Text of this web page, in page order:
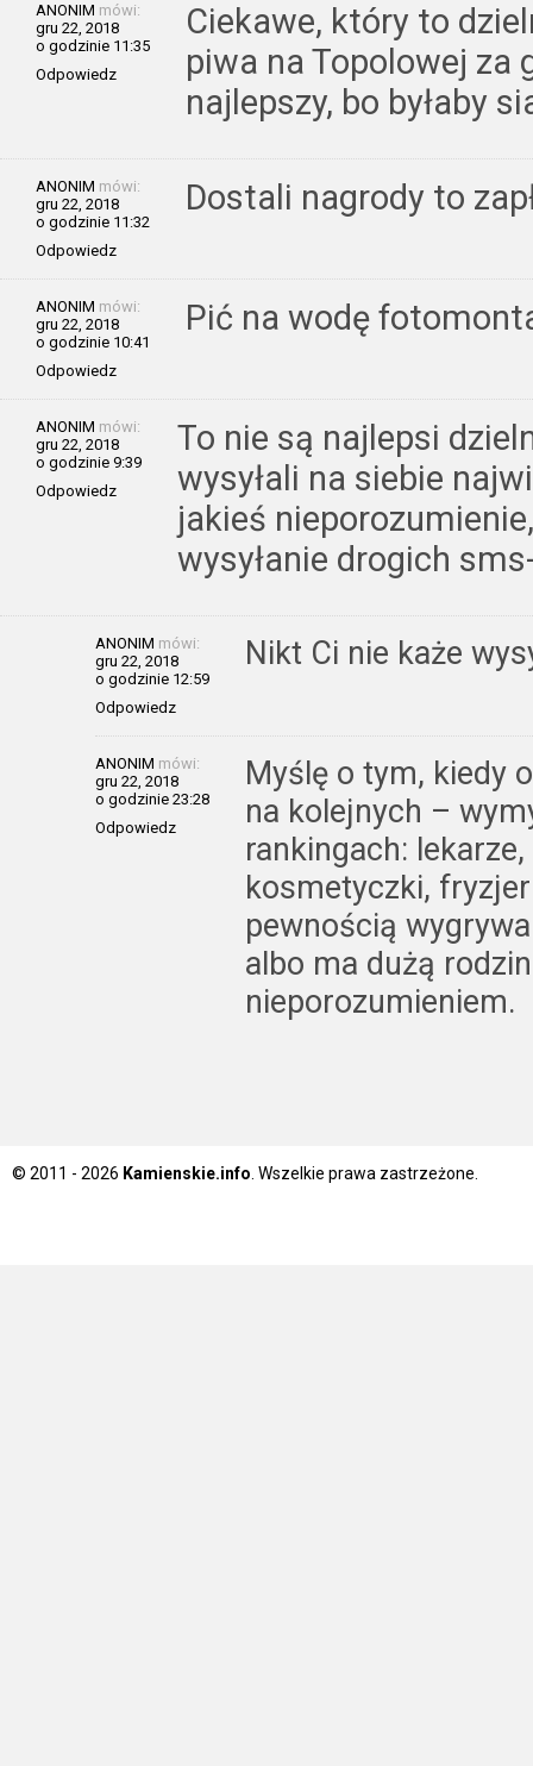
ANONIM mówi:
gru 22, 2018
o godzinie 11:35
Odpowiedz
Ciekawe, który to
piwa na Topolowej za
najlepszy, bo byłaby
ANONIM mówi:
gru 22, 2018
o godzinie 11:32
Odpowiedz
Dostali nagrody to
ANONIM mówi:
gru 22, 2018
o godzinie 10:41
Odpowiedz
Pić na wodę
ANONIM mówi:
gru 22, 2018
o godzinie 9:39
Odpowiedz
To nie są najlepsi
wysyłali na siebie
jakieś
wysyłanie drogich
ANONIM mówi:
gru 22, 2018
o godzinie 12:59
Odpowiedz
Nikt Ci nie każe
ANONIM mówi:
gru 22, 2018
o godzinie 23:28
Odpowiedz
Myślę o tym, kiedy
na kolejnych –
rankingach:
kosmetyczki,
pewnością
albo ma dużą
nieporozumieniem.
© 2011 - 2026 Kamienskie.info. Wszelkie prawa zastrzeżone.